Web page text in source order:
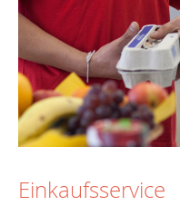
Einkaufsservice